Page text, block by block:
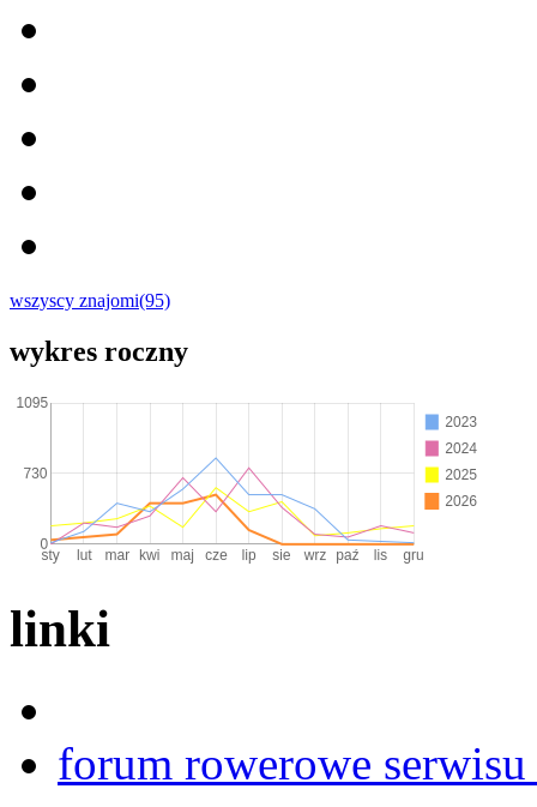
wszyscy znajomi(95)
wykres roczny
linki
forum rowerowe